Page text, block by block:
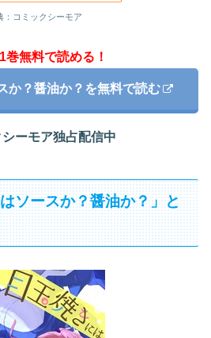
：コミックシーモア
巻無料で読める！
か？醤油か？を無料で読む
シーモア独占配信中
ソースか？醤油か？」と